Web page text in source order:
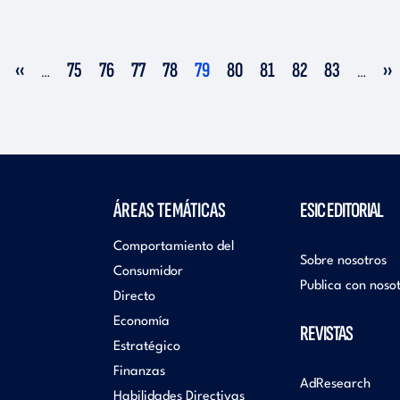
Página
‹‹ … Página
75 Página
76 Página
77 Página
78 Página
79 Página
80 Página
81 Página
82 Página
83 … ››
ÁREAS TEMÁTICAS
Comportamiento del
Consumidor
Directo
Economía
Estratégico
Finanzas
Habilidades Directivas
ESIC EDITORIAL
Sobre nosotros
Publica con
REVISTAS
AdResearch